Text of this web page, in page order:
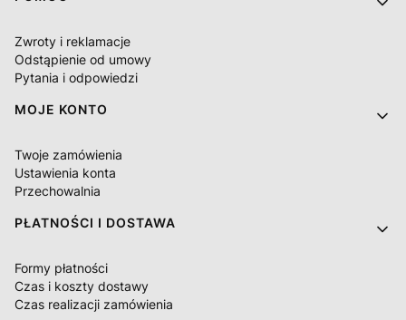
Zwroty i reklamacje
Odstąpienie od umowy
Pytania i odpowiedzi
MOJE KONTO
Twoje zamówienia
Ustawienia konta
Przechowalnia
PŁATNOŚCI I DOSTAWA
Formy płatności
Czas i koszty dostawy
Czas realizacji zamówienia